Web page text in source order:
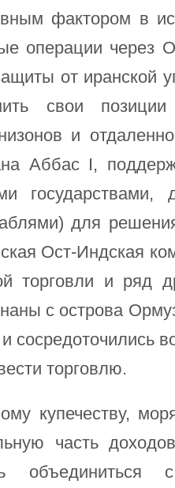
фактором в
операции через
от иранской
свои
и
Аббас I,
для
Ост-Индская
торговли и ряд
с острова
сосредоточились
торговлю.
купечеству,
часть
объединиться